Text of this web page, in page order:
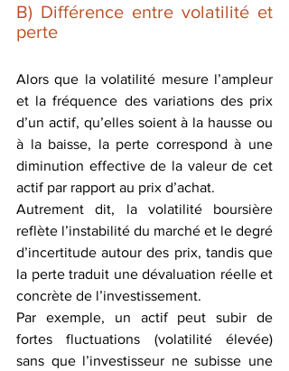
B) Différence entre volatilité et
perte
Alors que la volatilité mesure l’ampleur
et la fréquence des variations des prix
d’un actif, qu’elles soient à la hausse ou
à la baisse, la perte correspond à une
diminution effective de la valeur de cet
actif par rapport au prix d’achat.
Autrement dit, la volatilité boursière
reflète l’instabilité du marché et le degré
d’incertitude autour des prix, tandis que
la perte traduit une dévaluation réelle et
concrète de l’investissement.
Par exemple, un actif peut subir de
fortes fluctuations (volatilité élevée)
sans que l’investisseur ne subisse une